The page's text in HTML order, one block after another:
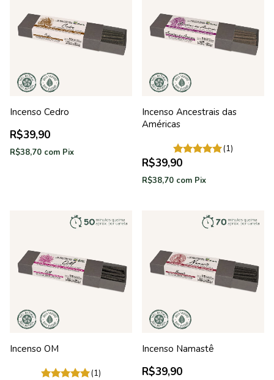
Incenso Cedro
R$39,90
R$38,70 com Pix
Incenso Ancestrais das
Américas
(1)
R$39,90
R$38,70 com Pix
Incenso OM
(1)
Incenso Namastê
R$39,90